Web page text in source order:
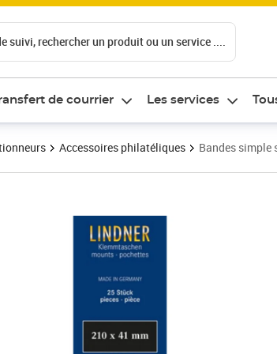
suivi, rechercher un produit ou un service ....
de courrier Les services
Accessoires philatéliques Bandes simple